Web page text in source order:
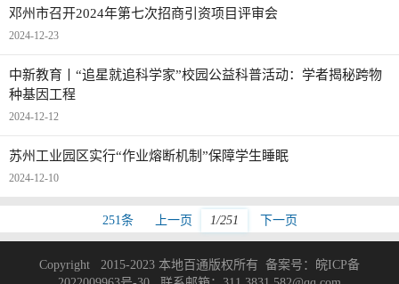
邓州市召开2024年第七次招商引资项目评审会
2024-12-23
中新教育丨“追星就追科学家”校园公益科普活动：学者揭秘跨物
种基因工程
2024-12-12
苏州工业园区实行“作业熔断机制”保障学生睡眠
2024-12-10
251条 上一页 1/251 下一页
Copyright 2015-2023 本地百通版权所有 备案号：
皖ICP备